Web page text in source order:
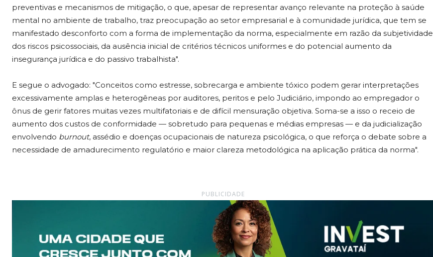
preventivas e mecanismos de mitigação, o que, apesar de representar avanço relevante na proteção à saúde
mental no ambiente de trabalho, traz preocupação ao setor empresarial e à comunidade jurídica, que tem se
manifestado desconforto com a forma de implementação da norma, especialmente em razão da subjetividade
dos riscos psicossociais, da ausência inicial de critérios técnicos uniformes e do potencial aumento da
insegurança jurídica e do passivo trabalhista".
E segue o advogado: "Conceitos como estresse, sobrecarga e ambiente tóxico podem gerar interpretações
excessivamente amplas e heterogêneas por auditores, peritos e pelo Judiciário, impondo ao empregador o
ônus de gerir fatores muitas vezes multifatoriais e de difícil mensuração objetiva. Soma-se a isso o receio de
aumento dos custos de conformidade — sobretudo para pequenas e médias empresas — e da judicialização
envolvendo burnout, assédio e doenças ocupacionais de natureza psicológica, o que reforça o debate sobre a
necessidade de amadurecimento regulatório e maior clareza metodológica na aplicação prática da norma".
PUBLICIDADE